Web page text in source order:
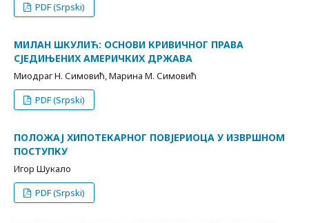
PDF (Srpski)
МИЛАН ШКУЛИЋ: ОСНОВИ КРИВИЧНОГ ПРАВА
СЈЕДИЊЕНИХ АМЕРИЧКИХ ДРЖАВА
Миодраг Н. Симовић, Марина М. Симовић
PDF (Srpski)
ПОЛОЖАЈ ХИПОТЕКАРНОГ ПОВЈЕРИОЦА У ИЗВРШНОМ
ПОСТУПКУ
Игор Шукало
PDF (Srpski)